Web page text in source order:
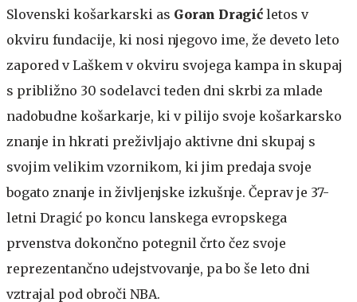
Slovenski košarkarski as Goran Dragić letos v
okviru fundacije, ki nosi njegovo ime, že deveto leto
zapored v Laškem v okviru svojega kampa in skupaj
s približno 30 sodelavci teden dni skrbi za mlade
nadobudne košarkarje, ki v pilijo svoje košarkarsko
znanje in hkrati preživljajo aktivne dni skupaj s
svojim velikim vzornikom, ki jim predaja svoje
bogato znanje in življenjske izkušnje. Čeprav je 37-
letni Dragić po koncu lanskega evropskega
prvenstva dokončno potegnil črto čez svoje
reprezentančno udejstvovanje, pa bo še leto dni
vztrajal pod obroči NBA.